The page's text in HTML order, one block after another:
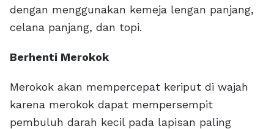
dengan menggunakan kemeja lengan panjang,
celana panjang, dan topi.
Berhenti Merokok
Merokok akan mempercepat keriput di wajah
karena merokok dapat mempersempit
pembuluh darah kecil pada lapisan paling